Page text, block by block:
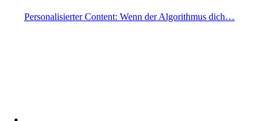
Personalisierter Content: Wenn der Algorithmus dich…